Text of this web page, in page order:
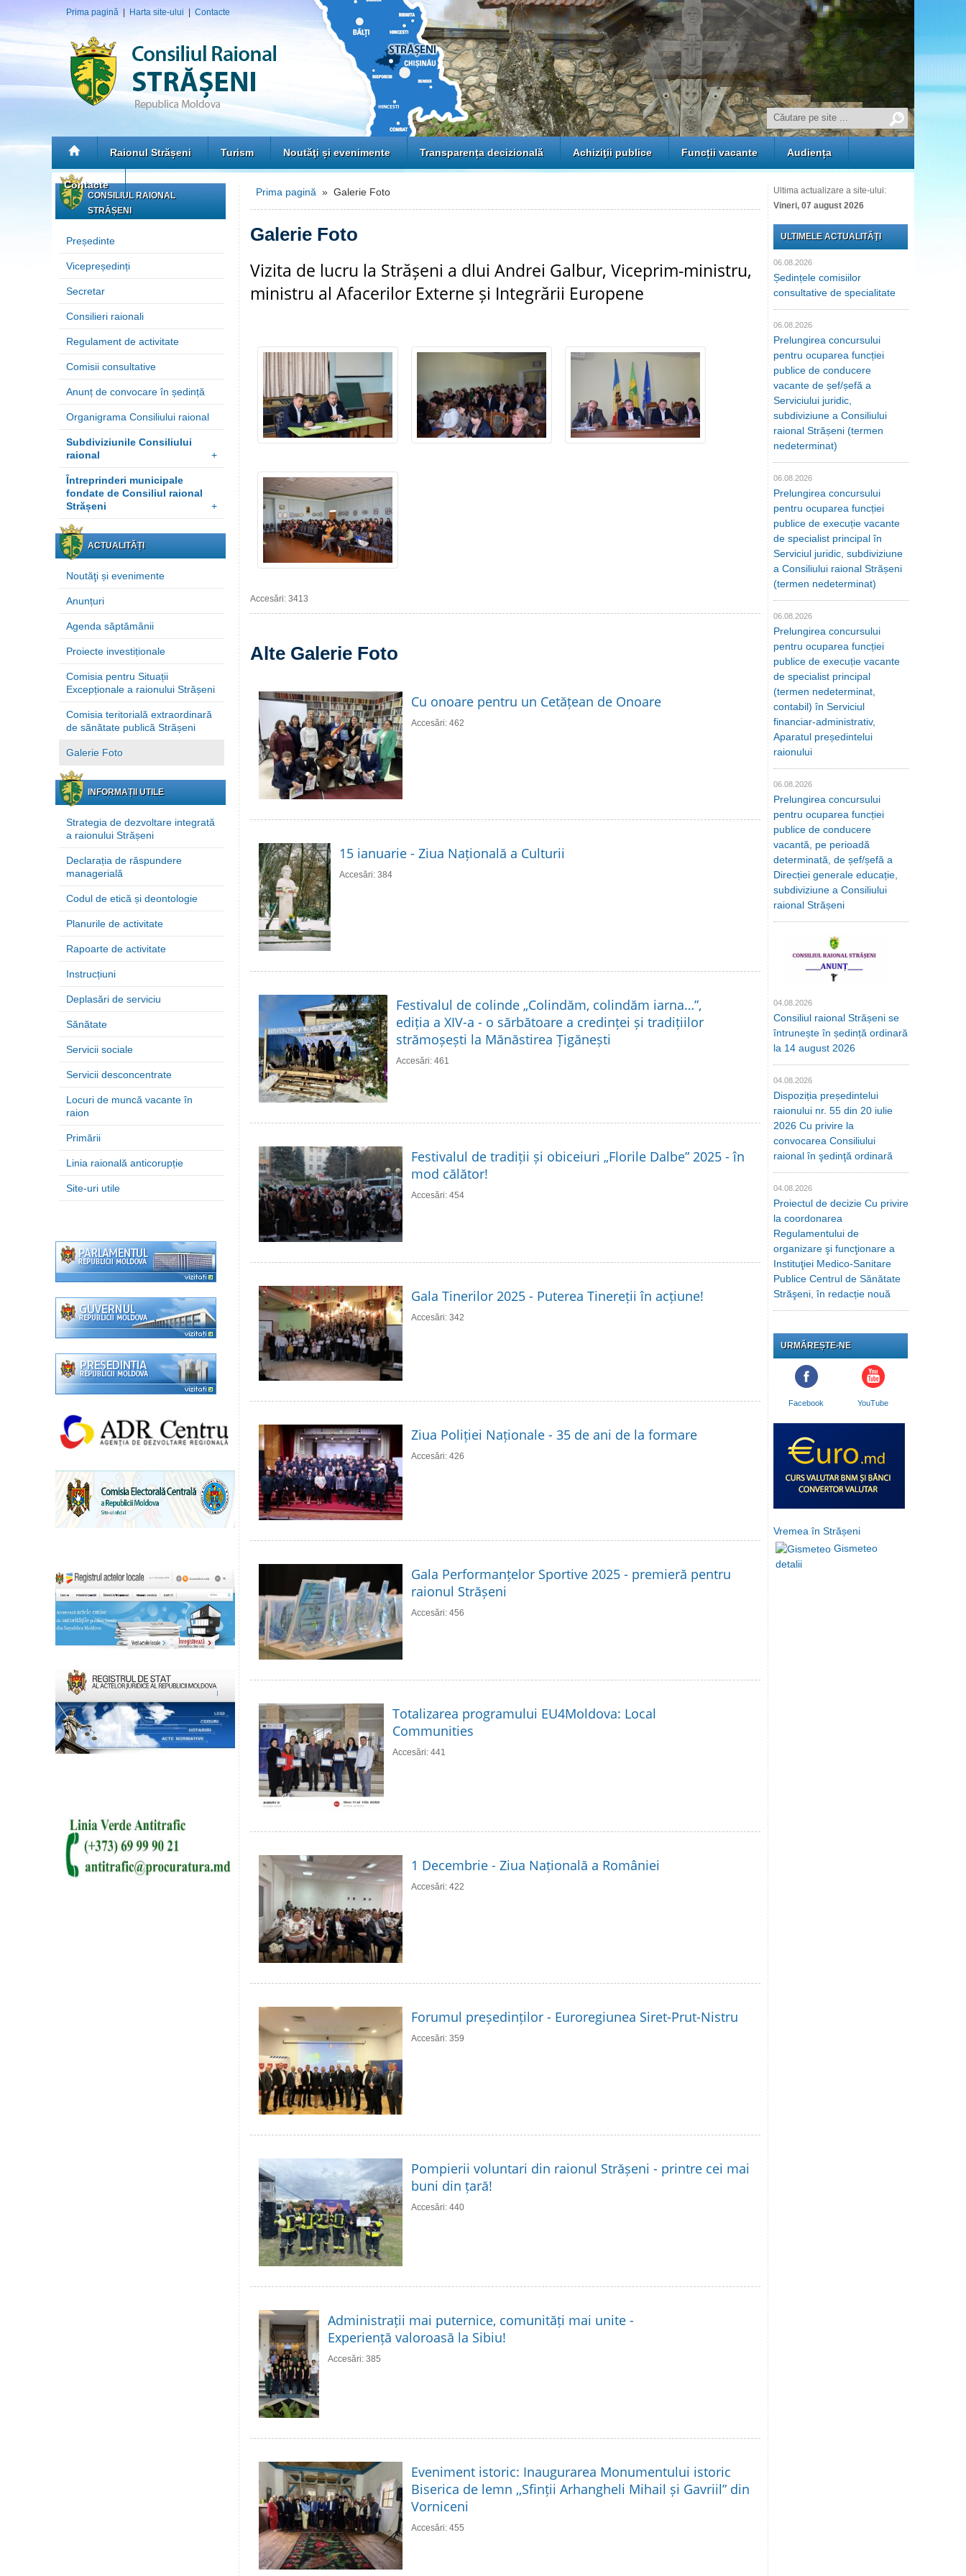
Prima pagină Harta site-ului Contacte
Raionul Strășeni Turism Noutăţi și evenimente Transparența decizională Achiziţii publice Funcții vacante Audiența
Contacte
CONSILIUL RAIONAL
STRĂȘENI
Președinte
Vicepreședinți
Secretar
Consilieri raionali
Regulament de activitate
Comisii consultative
Anunț de convocare în ședință
Organigrama Consiliului raional
Subdiviziunile Consiliului
raional
+
Întreprinderi municipale
fondate de Consiliul raional
Strășeni
+
ACTUALITĂȚI
Noutăţi și evenimente
Anunțuri
Agenda săptămânii
Proiecte investiționale
Comisia pentru Situații
Excepționale a raionului Strășeni
Comisia teritorială extraordinară
de sănătate publică Strășeni
Galerie Foto
INFORMAȚII UTILE
Strategia de dezvoltare integrată
a raionului Strășeni
Declarația de răspundere
managerială
Codul de etică și deontologie
Planurile de activitate
Rapoarte de activitate
Instrucțiuni
Deplasări de serviciu
Sănătate
Servicii sociale
Servicii desconcentrate
Locuri de muncă vacante în
raion
Primării
Linia raională anticorupție
Site-uri utile
Prima pagină » Galerie Foto
Galerie Foto
Vizita de lucru la Strășeni a dlui Andrei Galbur, Viceprim-ministru,
ministru al Afacerilor Externe și Integrării Europene
Accesări: 3413
Alte Galerie Foto
Cu onoare pentru un Cetățean de Onoare
Accesări: 462
15 ianuarie - Ziua Națională a Culturii
Accesări: 384
Festivalul de colinde „Colindăm, colindăm iarna…”,
ediția a XIV-a - o sărbătoare a credinței și tradițiilor
strămoșești la Mănăstirea Țigănești
Accesări: 461
Festivalul de tradiții și obiceiuri „Florile Dalbe” 2025 - în
mod călător!
Accesări: 454
Gala Tinerilor 2025 - Puterea Tinereții în acțiune!
Accesări: 342
Ziua Poliției Naționale - 35 de ani de la formare
Accesări: 426
Gala Performanțelor Sportive 2025 - premieră pentru
raionul Strășeni
Accesări: 456
Totalizarea programului EU4Moldova: Local
Communities
Accesări: 441
1 Decembrie - Ziua Națională a României
Accesări: 422
Forumul președinților - Euroregiunea Siret-Prut-Nistru
Accesări: 359
Pompierii voluntari din raionul Strășeni - printre cei mai
buni din țară!
Accesări: 440
Administrații mai puternice, comunități mai unite -
Experiență valoroasă la Sibiu!
Accesări: 385
Eveniment istoric: Inaugurarea Monumentului istoric
Biserica de lemn ,,Sfinții Arhangheli Mihail și Gavriil” din
Vorniceni
Accesări: 455
Ultima actualizare a site-ului:
Vineri, 07 august 2026
ULTIMELE ACTUALITĂŢI
06.08.2026
Ședințele comisiilor
consultative de specialitate
06.08.2026
Prelungirea concursului
pentru ocuparea funcției
publice de conducere
vacante de șef/șefă a
Serviciului juridic,
subdiviziune a Consiliului
raional Strășeni (termen
nedeterminat)
06.08.2026
Prelungirea concursului
pentru ocuparea funcției
publice de execuție vacante
de specialist principal în
Serviciul juridic, subdiviziune
a Consiliului raional Strășeni
(termen nedeterminat)
06.08.2026
Prelungirea concursului
pentru ocuparea funcției
publice de execuție vacante
de specialist principal
(termen nedeterminat,
contabil) în Serviciul
financiar-administrativ,
Aparatul președintelui
raionului
06.08.2026
Prelungirea concursului
pentru ocuparea funcției
publice de conducere
vacantă, pe perioadă
determinată, de șef/șefă a
Direcției generale educație,
subdiviziune a Consiliului
raional Strășeni
04.08.2026
Consiliul raional Strășeni se
întrunește în ședință ordinară
la 14 august 2026
04.08.2026
Dispoziția președintelui
raionului nr. 55 din 20 iulie
2026 Cu privire la
convocarea Consiliului
raional în şedinţă ordinară
04.08.2026
Proiectul de decizie Cu privire
la coordonarea
Regulamentului de
organizare şi funcţionare a
Instituţiei Medico-Sanitare
Publice Centrul de Sănătate
Străşeni, în redacție nouă
URMĂREȘTE-NE
Facebook YouTube
Vremea în Strășeni
Gismeteo
detalii